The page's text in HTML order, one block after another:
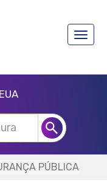
Toggle
PÚBLICA